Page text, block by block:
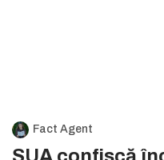
Fact Agent